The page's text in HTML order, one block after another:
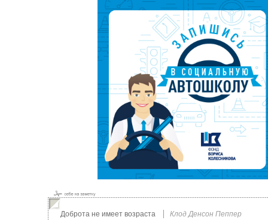
Доброта не имеет возраста Клод Денсон Пеппер